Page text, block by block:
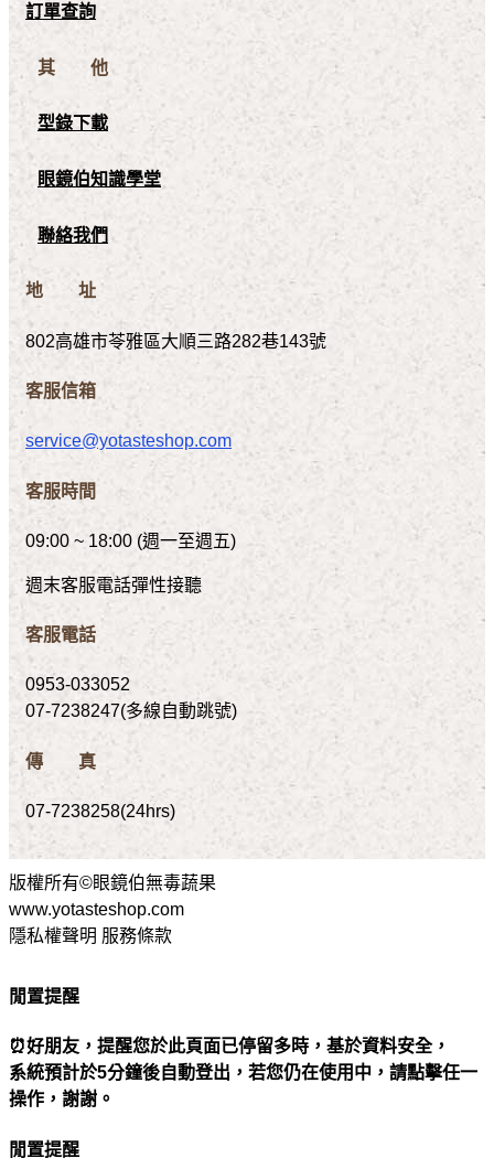
訂單查詢
其 他
型錄下載
眼鏡伯知識學堂
聯絡我們
地 址
802高雄市苓雅區大順三路282巷143號
客服信箱
service@yotasteshop.com
客服時間
09:00 ~ 18:00 (週一至週五)
週末客服電話彈性接聽
客服電話
0953-033052
07-7238247(多線自動跳號)
傳 真
07-7238258(24hrs)
版權所有©眼鏡伯無毒蔬果
www.yotasteshop.com
隱私權聲明 服務條款
閒置提醒
⏰好朋友，提醒您於此頁面已停留多時，基於資料安全，
系統預計於5分鐘後自動登出，若您仍在使用中，請點擊任一
操作，謝謝。
閒置提醒